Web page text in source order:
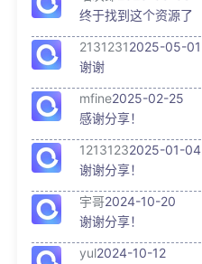
终于找到这个资源了
21312312025-05-01
谢谢
mfine2025-02-25
感谢分享！
12131232025-01-04
谢谢分享！
宇哥2024-10-20
谢谢分享！
yul2024-10-12